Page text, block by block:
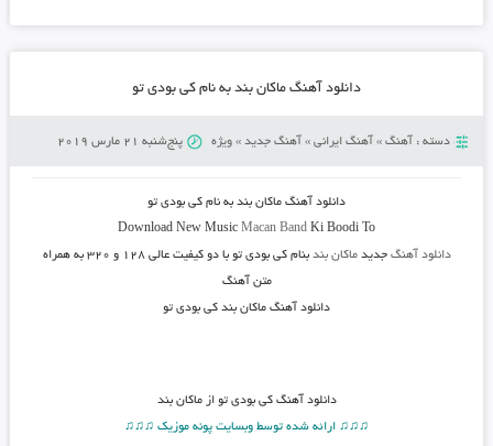
دانلود آهنگ ماکان بند به نام کی بودی تو
دسته : آهنگ» آهنگ ایرانی» آهنگ جدید» ویژه پنج‌شنبه 21 مارس 2019
دانلود آهنگ ماکان بند به نام کی بودی تو
Download New MusicMacan Band Ki Boodi To
دانلود آهنگ جدیدماکان بند بنام کی بودی تو
با دو کیفیت عالی ۱۲۸ و ۳۲۰ به همراه
متن آهنگ
دانلود آهنگ ماکان بند کی بودی تو
دانلود آهنگ کی بودی تو از ماکان بند
♫♫♫ ارائه شده توسط وبسایت پونه موزیک ♫♫♫